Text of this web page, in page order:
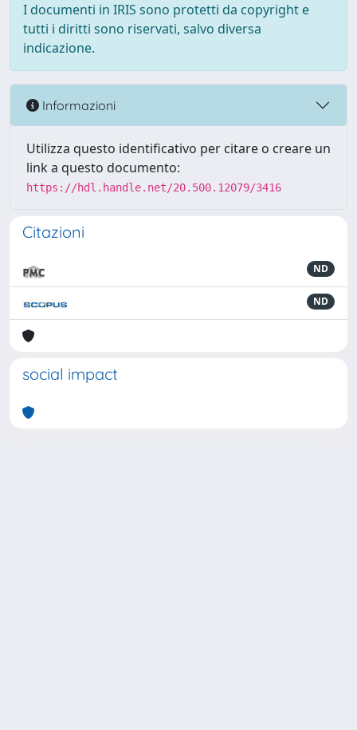
I documenti in IRIS sono protetti da copyright e
tutti i diritti sono riservati, salvo diversa
indicazione.
Informazioni
Utilizza questo identificativo per citare o creare un
link a questo documento:
https://hdl.handle.net/20.500.12079/3416
Citazioni
ND
ND
social impact